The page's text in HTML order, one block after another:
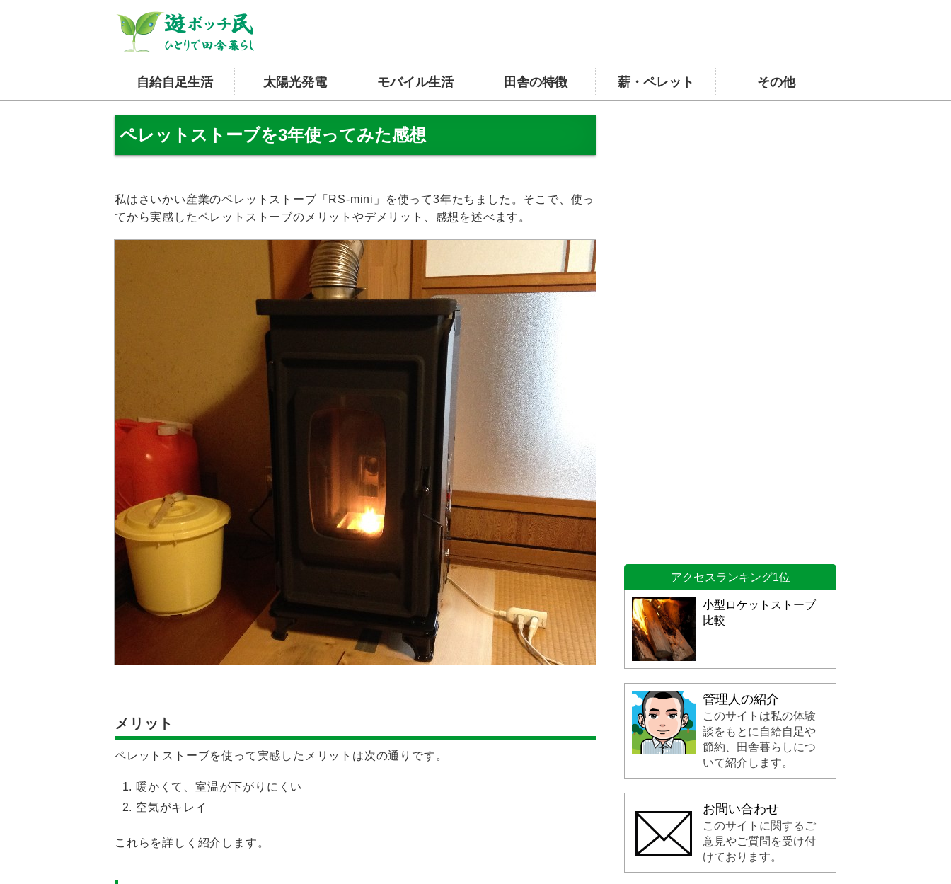
自給自足生活 太陽光発電 モバイル生活 田舎の特徴 薪・ペレット その他
ペレットストーブを3年使ってみた感想
私はさいかい産業のペレットストーブ「RS-mini」を使って3年たちました。そこで、使っ
てから実感したペレットストーブのメリットやデメリット、感想を述べます。
メリット
ペレットストーブを使って実感したメリットは次の通りです。
暖かくて、室温が下がりにくい
空気がキレイ
これらを詳しく紹介します。
アクセスランキング1位
小型ロケットストーブ
比較
管理人の紹介
このサイトは私の体験
談をもとに自給自足や
節約、田舎暮らしにつ
いて紹介します。
お問い合わせ
このサイトに関するご
意見やご質問を受け付
けております。